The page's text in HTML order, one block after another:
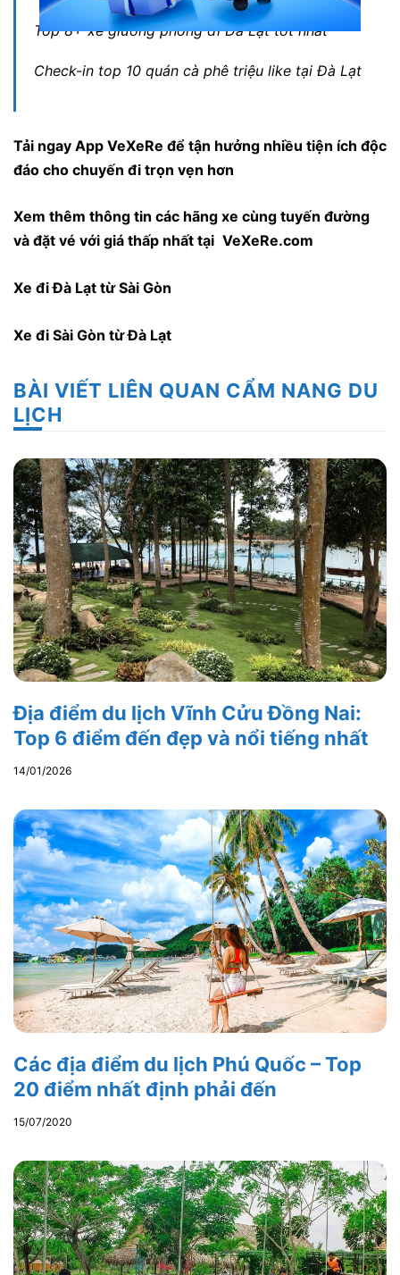
Top 8+ xe giường phòng đi Đà Lạt tốt nhất
Check-in top 10 quán cà phê triệu like tại Đà Lạt
Tải ngay App VeXeRe để tận hưởng nhiều tiện ích độc
đáo cho chuyến đi trọn vẹn hơn
Xem thêm thông tin các hãng xe cùng tuyến đường
và đặt vé với giá thấp nhất tại VeXeRe.com
Xe đi Đà Lạt từ Sài Gòn
Xe đi Sài Gòn từ Đà Lạt
BÀI VIẾT LIÊN QUAN CẨM NANG DU
LỊCH
Địa điểm du lịch Vĩnh Cửu Đồng Nai:
Top 6 điểm đến đẹp và nổi tiếng nhất
14/01/2026
Các địa điểm du lịch Phú Quốc – Top
20 điểm nhất định phải đến
15/07/2020